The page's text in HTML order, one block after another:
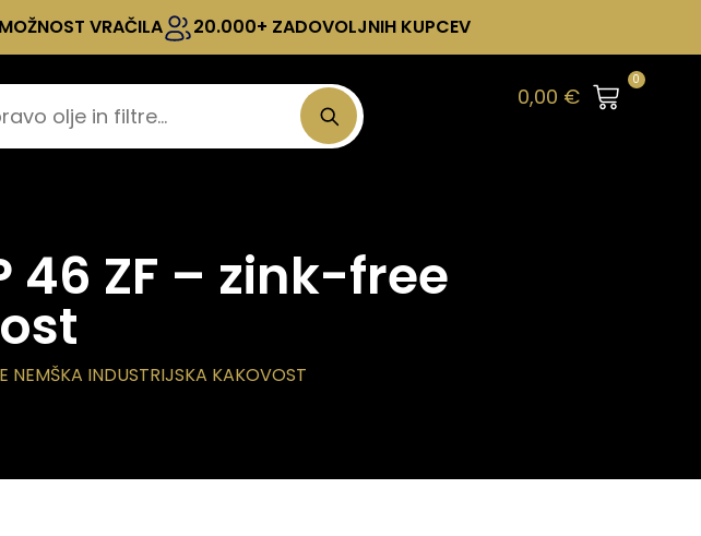
MOŽNOST VRAČILA 20.000+ ZADOVOLJNIH KUPCEV
0,00 €
0
46 ZF – zink-free
INDUSTRIJSKA KAKOVOST